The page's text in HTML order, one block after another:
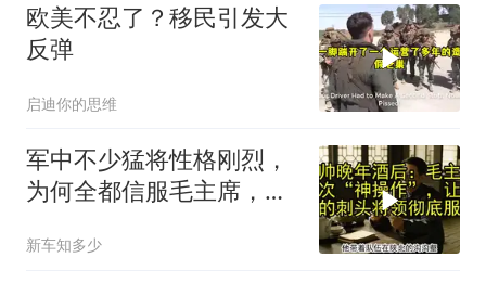
欧美不忍了？移民引发大
反弹
启迪你的思维
军中不少猛将性格刚烈，
为何全都信服毛主席，这
新车知多少